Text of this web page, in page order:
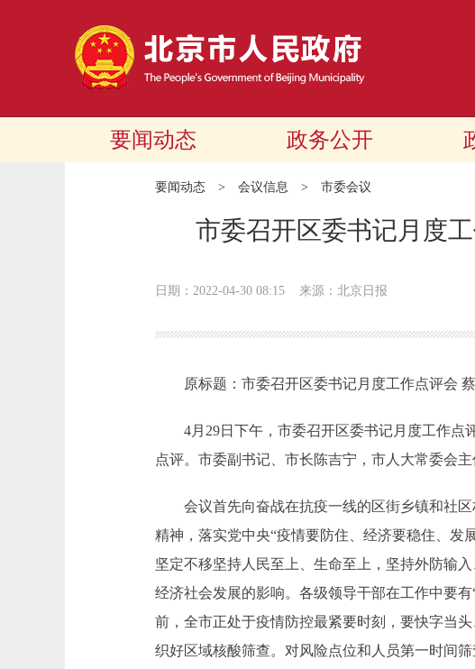
要闻动态 政务公开
要闻动态 > 会议信息 > 市委会议
市委召开区委书记月度
日期：2022-04-30 08:15 来源：北京日报
原标题：市委召开区委书记月度工作点评会 蔡
4月29日下午，市委召开区委书记月度工作点
点评。市委副书记、市长陈吉宁，市人大常委会
会议首先向奋战在抗疫一线的区街乡镇和社区
精神，落实党中央“疫情要防住、经济要稳住、发
坚定不移坚持人民至上、生命至上，坚持外防输
经济社会发展的影响。各级领导干部在工作中要
前，全市正处于疫情防控最紧要时刻，要快字当
织好区域核酸筛查。对风险点位和人员第一时间